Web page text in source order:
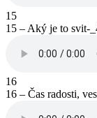
15
15 – Aký je to svit-
16
16 – Čas radosti,